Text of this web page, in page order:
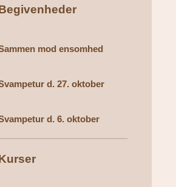
mod ensomhed
d. 27. oktober
d. 6. oktober